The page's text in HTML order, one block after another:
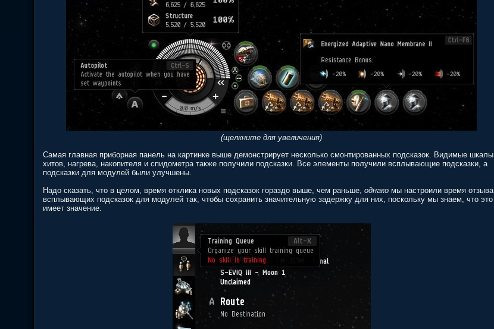
(щелкните для увеличения)
Самая главная приборная панель на картинке выше демонстрирует несколько смонтированных подсказок. Видимые шкалы
хитов, нагрева, накопителя и спидометра также получили подсказки. Все элементы получили всплывающие подсказки, а
подсказки для модулей были улучшены.
Надо сказать, что в целом, время отклика новых подсказок гораздо выше, чем раньше, однако мы настроили время отзыва
всплывающих подсказок для модулей так, чтобы сохранить значительную задержку для них, поскольку мы знаем, что это
имеет значение.